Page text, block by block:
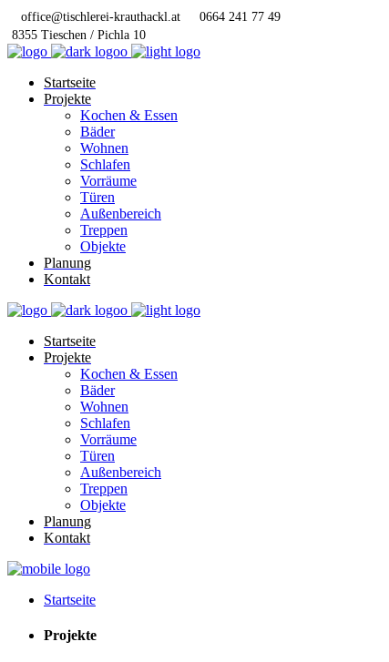
office@tischlerei-krauthackl.at
0664 241 77 49
8355 Tieschen / Pichla 10
Startseite
Projekte
Kochen & Essen
Bäder
Wohnen
Schlafen
Vorräume
Türen
Außenbereich
Treppen
Objekte
Planung
Kontakt
Startseite
Projekte
Kochen & Essen
Bäder
Wohnen
Schlafen
Vorräume
Türen
Außenbereich
Treppen
Objekte
Planung
Kontakt
Startseite
Projekte